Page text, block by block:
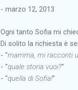
- marzo 12, 2013
Ogni tanto Sofia mi
Di solito la richiesta è
- "mamma, mi racconti
- "quale storia vuoi?"
- "quella di Sofia!"